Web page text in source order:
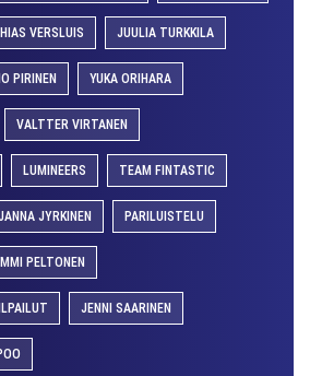
VERSLUIS JUULIA TURKKILA
PIRINEN YUKA ORIHARA
VALTTER VIRTANEN
LUMINEERS TEAM FINTASTIC
JYRKINEN PARILUISTELU
PELTONEN
JENNI SAARINEN